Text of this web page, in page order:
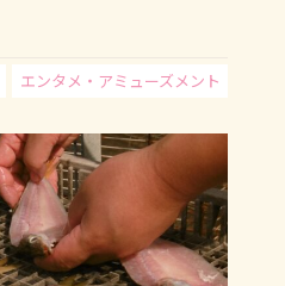
エンタメ・アミューズメント